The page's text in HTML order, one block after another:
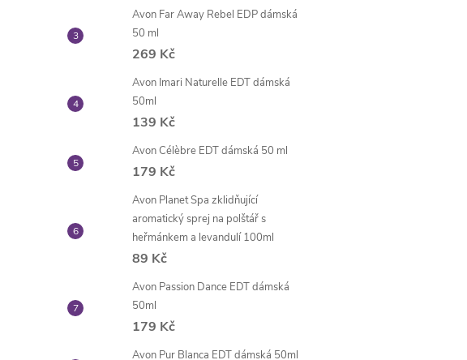
Avon Far Away Rebel EDP dámská
50 ml
269 Kč
Avon Imari Naturelle EDT dámská
50ml
139 Kč
Avon Célèbre EDT dámská 50 ml
179 Kč
Avon Planet Spa zklidňující
aromatický sprej na polštář s
heřmánkem a levandulí 100ml
89 Kč
Avon Passion Dance EDT dámská
50ml
179 Kč
Avon Pur Blanca EDT dámská 50ml